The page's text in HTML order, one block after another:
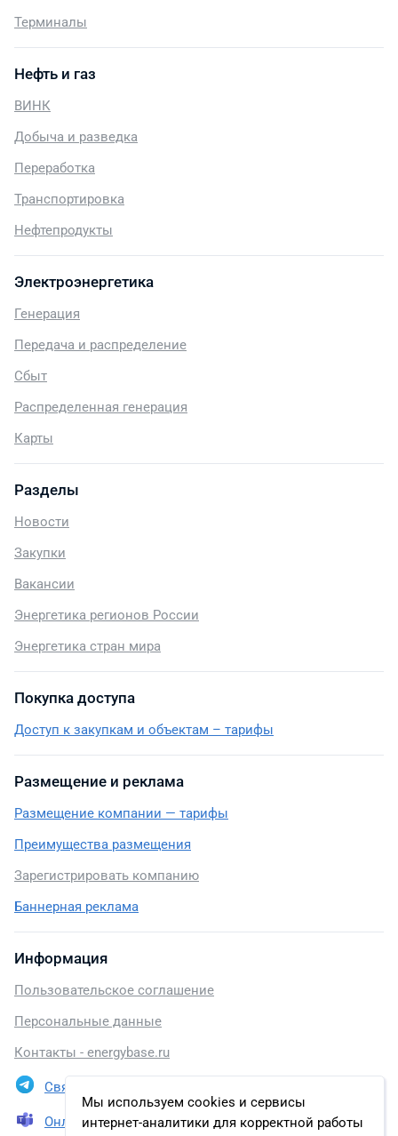
Мы используем cookies и сервисы
интернет-аналитики для корректной работы
Терминалы
Нефть и газ
ВИНК
Добыча и разведка
Переработка
Транспортировка
Нефтепродукты
Электроэнергетика
Генерация
Передача и распределение
Сбыт
Распределенная генерация
Карты
Разделы
Новости
Закупки
Вакансии
Энергетика регионов России
Энергетика стран мира
Покупка доступа
Доступ к закупкам и объектам – тарифы
Размещение и реклама
Размещение компании — тарифы
Преимущества размещения
Зарегистрировать компанию
Баннерная реклама
Информация
Пользовательское соглашение
Персональные данные
Контакты - energybase.ru
Связаться в Telegram
Онлайн презентация